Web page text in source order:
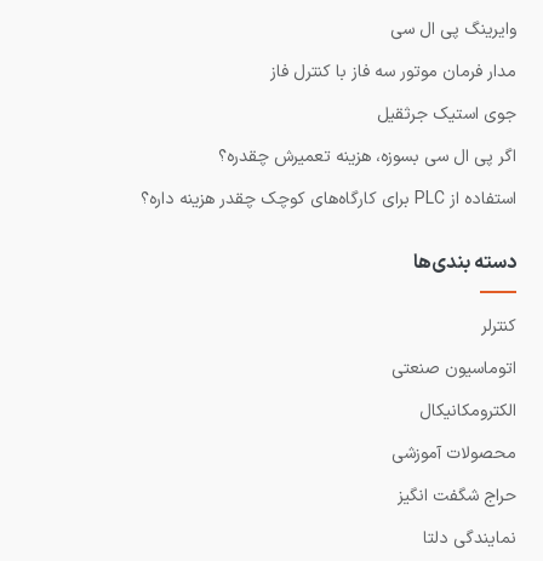
وایرینگ پی ال سی
مدار فرمان موتور سه فاز با کنترل فاز
جوی استیک جرثقیل
اگر پی ال سی بسوزه، هزینه تعمیرش چقدره؟
استفاده از PLC برای کارگاه‌های کوچک چقدر هزینه داره؟
دسته بندی‌ها
کنترلر
اتوماسیون صنعتی
الکترومکانیکال
محصولات آموزشی
حراج شگفت انگیز
نمایندگی دلتا